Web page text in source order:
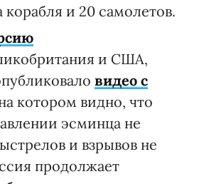
корабля и 20 самолетов.
и США,
видео с
котором видно, что
эсминца не
и взрывов не
продолжает